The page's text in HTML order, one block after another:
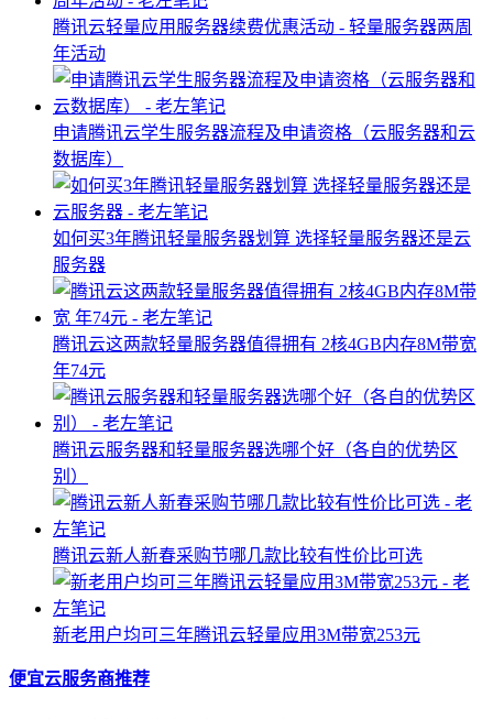
腾讯云轻量应用服务器续费优惠活动 - 轻量服务器两周
年活动
申请腾讯云学生服务器流程及申请资格（云服务器和云
数据库）
如何买3年腾讯轻量服务器划算 选择轻量服务器还是云
服务器
腾讯云这两款轻量服务器值得拥有 2核4GB内存8M带宽
年74元
腾讯云服务器和轻量服务器选哪个好（各自的优势区
别）
腾讯云新人新春采购节哪几款比较有性价比可选
新老用户均可三年腾讯云轻量应用3M带宽253元
便宜云服务商推荐